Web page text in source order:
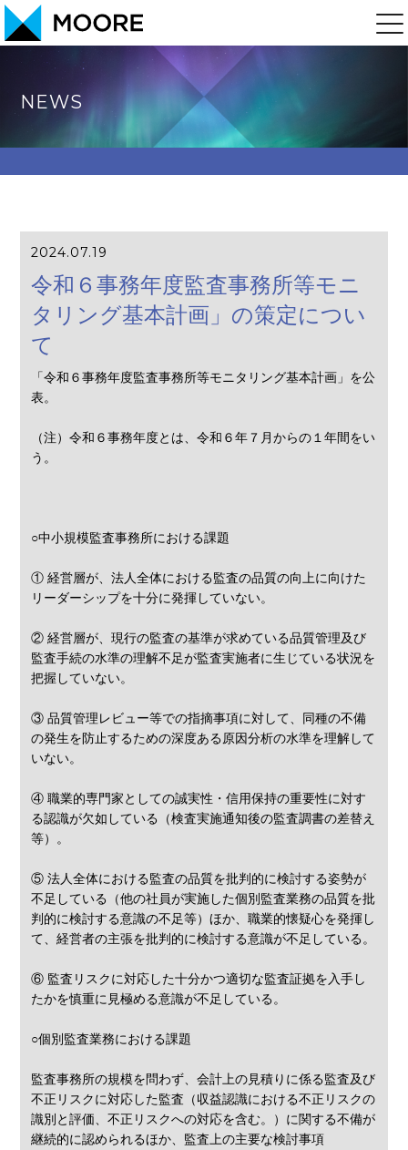
NEWS
2024.07.19
令和６事務年度監査事務所等モニ
タリング基本計画」の策定につい
て
「令和６事務年度監査事務所等モニタリング基本計画」を公
表。
（注）令和６事務年度とは、令和６年７月からの１年間をい
う。
○中小規模監査事務所における課題
① 経営層が、法人全体における監査の品質の向上に向けた
リーダーシップを十分に発揮していない。
② 経営層が、現行の監査の基準が求めている品質管理及び
監査手続の水準の理解不足が監査実施者に生じている状況を
把握していない。
③ 品質管理レビュー等での指摘事項に対して、同種の不備
の発生を防止するための深度ある原因分析の水準を理解して
いない。
④ 職業的専門家としての誠実性・信用保持の重要性に対す
る認識が欠如している（検査実施通知後の監査調書の差替え
等）。
⑤ 法人全体における監査の品質を批判的に検討する姿勢が
不足している（他の社員が実施した個別監査業務の品質を批
判的に検討する意識の不足等）ほか、職業的懐疑心を発揮し
て、経営者の主張を批判的に検討する意識が不足している。
⑥ 監査リスクに対応した十分かつ適切な監査証拠を入手し
たかを慎重に見極める意識が不足している。
○個別監査業務における課題
監査事務所の規模を問わず、会計上の見積りに係る監査及び
不正リスクに対応した監査（収益認識における不正リスクの
識別と評価、不正リスクへの対応を含む。）に関する不備が
継続的に認められるほか、監査上の主要な検討事項